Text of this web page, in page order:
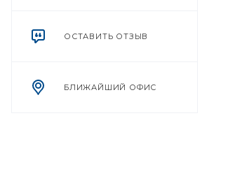
ОСТАВИТЬ ОТЗЫВ
БЛИЖАЙШИЙ ОФИС